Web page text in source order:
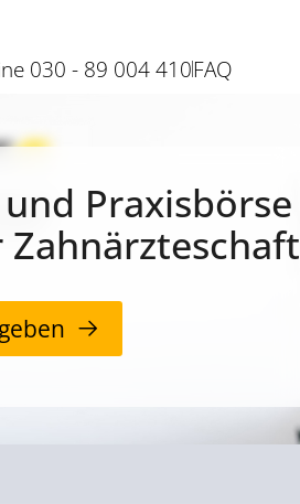
030 - 89 004 410FAQ
Zahnärzteschaft